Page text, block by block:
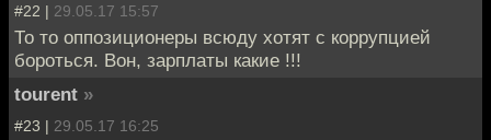
#22 | 29.05.17 15:57
То то оппозиционеры всюду хотят с коррупцией
бороться. Вон, зарплаты какие !!!
tourent »
#23 | 29.05.17 16:25